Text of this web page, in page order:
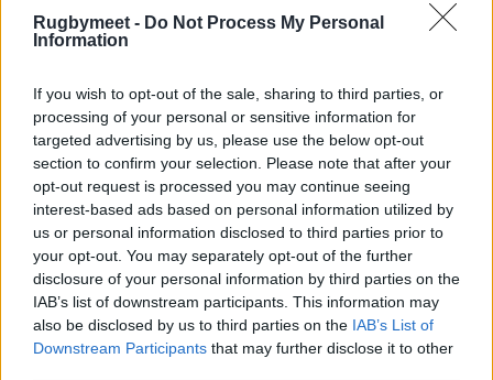
Rugbymeet - Do Not Process My Personal
Information
If you wish to opt-out of the sale, sharing to third parties, or
processing of your personal or sensitive information for
targeted advertising by us, please use the below opt-out
section to confirm your selection. Please note that after your
opt-out request is processed you may continue seeing
interest-based ads based on personal information utilized by
us or personal information disclosed to third parties prior to
your opt-out. You may separately opt-out of the further
disclosure of your personal information by third parties on the
IAB’s list of downstream participants. This information may
also be disclosed by us to third parties on the IAB’s List of
Downstream Participants that may further disclose it to other
14 - Lafert Rugby San Dona'
11 - Rugby Badia
4 - Patavium Rugby Union
Risultati Serie A2 - Girone
4
Paganica Rugby - Romagna 11-20
Primavera - Livorno 19-61
Unione Firenze - Villa Pamphili 91-12
Napoli Afragola - Civitavecchia 23-18